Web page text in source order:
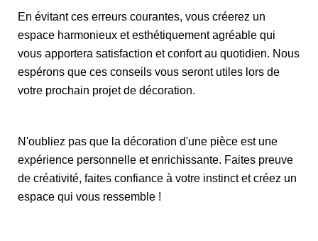
En évitant ces erreurs courantes, vous créerez un
espace harmonieux et esthétiquement agréable qui
vous apportera satisfaction et confort au quotidien. Nous
espérons que ces conseils vous seront utiles lors de
votre prochain projet de décoration.
N'oubliez pas que la décoration d'une pièce est une
expérience personnelle et enrichissante. Faites preuve
de créativité, faites confiance à votre instinct et créez un
espace qui vous ressemble !